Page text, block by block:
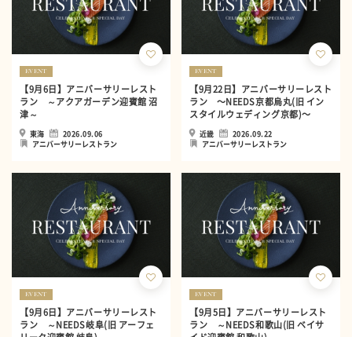
EVENT
【9月6日】アニバーサリーレスト
ラン ～アクアガーデン迎賓館 沼
津～
東海
2026.09.06
アニバーサリーレストラン
EVENT
【9月22日】アニバーサリーレスト
ラン 〜NEEDS京都烏丸(旧 イン
スタイルウェディング京都)〜
近畿
2026.09.22
アニバーサリーレストラン
EVENT
【9月6日】アニバーサリーレスト
ラン ～NEEDS岐阜(旧 アーフェ
EVENT
【9月5日】アニバーサリーレスト
ラン ～NEEDS和歌山(旧 ベイサ